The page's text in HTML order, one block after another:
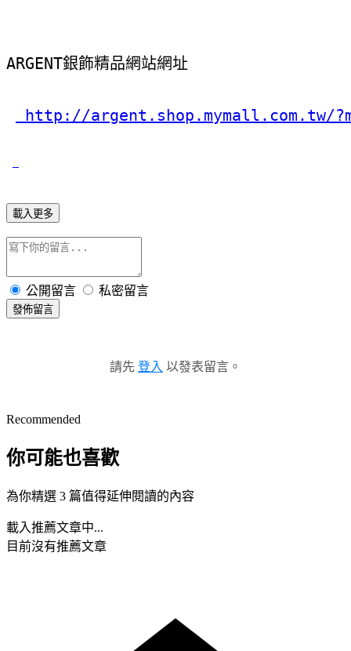
ARGENT銀飾精品網站網址
http://argent.shop.mymall.com.tw/
載入更多
公開留言 私密留言
發佈留言
請先 登入 以發表留言。
Recommended
你可能也喜歡
為你精選 3 篇值得延伸閱讀的內容
載入推薦文章中...
目前沒有推薦文章